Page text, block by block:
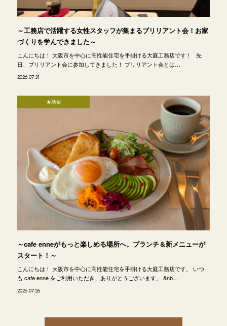
～工務店で活躍する女性スタッフが集まるブリリアント会！お家
づくりを学んできました～
こんにちは！ 大阪市を中心に高性能住宅を手掛ける大庭工務店です！ 先
日、ブリリアント会に参加してきました！ ブリリアント会とは…
2026.07.31
★新築
～cafe enneがもっと楽しめる場所へ。ブランチ＆新メニューが
スタート！～
こんにちは！ 大阪市を中心に高性能住宅を手掛ける大庭工務店です。 いつ
も cafe enne をご利用いただき、ありがとうございます。 &nb…
2026.07.26